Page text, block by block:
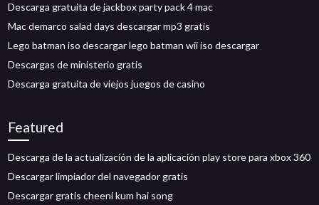
Descarga gratuita de jackbox party pack 4 mac
Mac demarco salad days descargar mp3 gratis
Lego batman iso descargar lego batman wii iso descargar
Descargas de ministerio gratis
Descarga gratuita de viejos juegos de casino
Featured
Descarga de la actualización de la aplicación play store para xbox 360
Descargar limpiador del navegador gratis
Descargar gratis cheeni kum hai song